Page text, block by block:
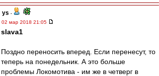
ys -
02 мар 2018 21:05
slava1
Поздно переносить вперед. Если перенесут, то
теперь на понедельник. А это больше
проблемы Локомотива - им же в четверг в